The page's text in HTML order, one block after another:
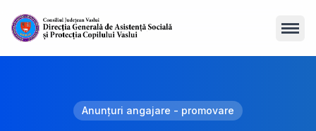
Anunțuri angajare - promovare